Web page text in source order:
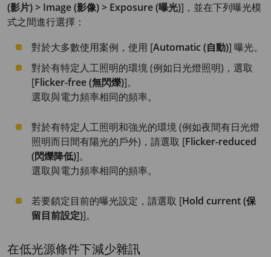
(影片) > Image (影像) > Exposure (曝光)]，並在下列曝光模
式之間進行選擇：
對於大多數使用案例，使用 [Automatic (自動)] 曝光。
對於有特定人工照明的環境 (例如日光燈照明)，選取
[Flicker-free (無閃爍)]。
選取與電力頻率相同的頻率。
對於有特定人工照明和強光的環境 (例如夜間有日光燈
照明而日間有陽光的戶外)，請選取 [Flicker-reduced
(閃爍降低)]。
選取與電力頻率相同的頻率。
若要鎖定目前的曝光設定，請選取 [Hold current (保
留目前設定)]。
在低光源條件下減少雜訊